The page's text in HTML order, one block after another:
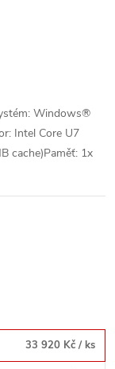
Windows®
Intel Core U7
cache)Paměť: 1x
33 920 Kč / ks